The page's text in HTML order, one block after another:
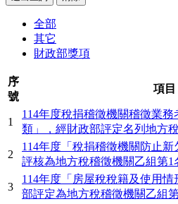
全部
其它
財政部獎項
序
號
項目
1
114年度稅捐稽徵機關稽徵業
類」，經財政部評定名列地方
2
114年度「稅捐稽徵機關防止
評核為地方稅稽徵機關乙組第1
3
114年度「房屋稅稅籍及使用
部評定為地方稅稽徵機關乙組第